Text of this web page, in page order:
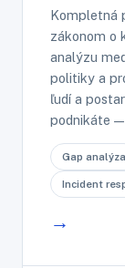
Kompletná
zákonom o
analýzu
politiky a
ľudí a
podnikáte
Gap analýza
Incident
→